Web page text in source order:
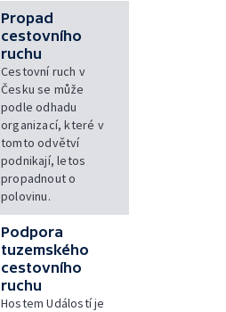
Propad
cestovního
ruchu
Cestovní ruch v
Česku se může
podle odhadu
organizací, které v
tomto odvětví
podnikají, letos
propadnout o
polovinu.
Podpora
tuzemského
cestovního
ruchu
Hostem Událostí je